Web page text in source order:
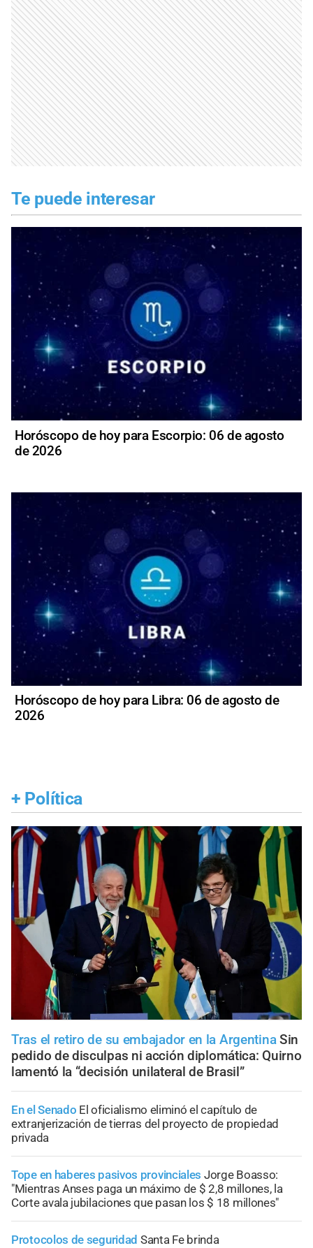
Te puede interesar
Horóscopo de hoy para Escorpio: 06 de agosto
de 2026
Horóscopo de hoy para Libra: 06 de agosto de
2026
+ Política
Tras el retiro de su embajador en la Argentina Sin
pedido de disculpas ni acción diplomática: Quirno
lamentó la “decisión unilateral de Brasil”
En el Senado El oficialismo eliminó el capítulo de
extranjerización de tierras del proyecto de propiedad
privada
Tope en haberes pasivos provinciales Jorge Boasso:
"Mientras Anses paga un máximo de $ 2,8 millones, la
Corte avala jubilaciones que pasan los $ 18 millones"
Protocolos de seguridad Santa Fe brinda